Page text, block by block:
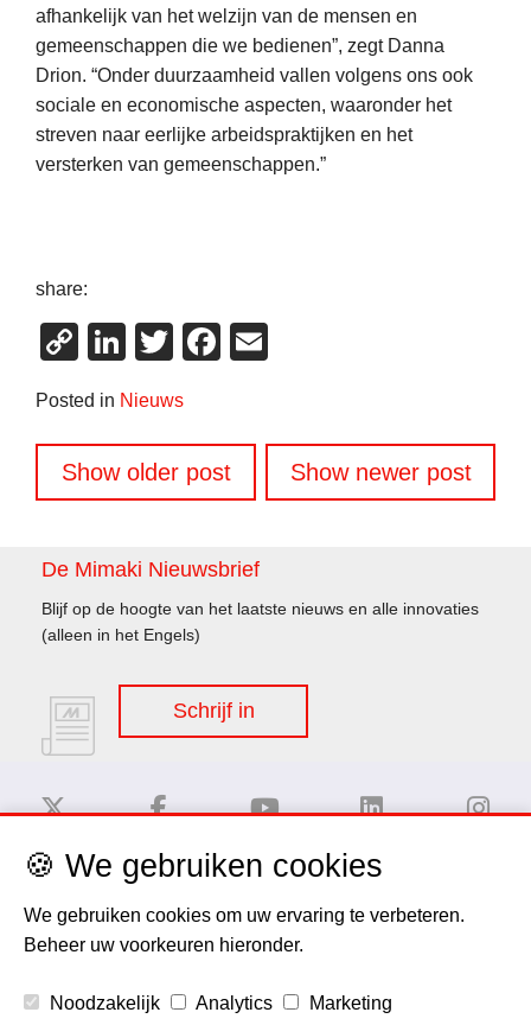
afhankelijk van het welzijn van de mensen en
gemeenschappen die we bedienen”, zegt Danna
Drion. “Onder duurzaamheid vallen volgens ons ook
sociale en economische aspecten, waaronder het
streven naar eerlijke arbeidspraktijken en het
versterken van gemeenschappen.”
share:
CopyLinkedIn
TwitterFacebook
Posted in Nieuws
Berichtennavigatie
Show older post Show newer post
De Mimaki Nieuwsbrief
Blijf op de hoogte van het laatste nieuws en alle innovaties
(alleen in het Engels)
Schrijf in
Privacy Policy
🍪 We gebruiken cookies
We gebruiken cookies om uw ervaring te verbeteren.
Beheer uw voorkeuren hieronder.
Noodzakelijk Analytics Marketing